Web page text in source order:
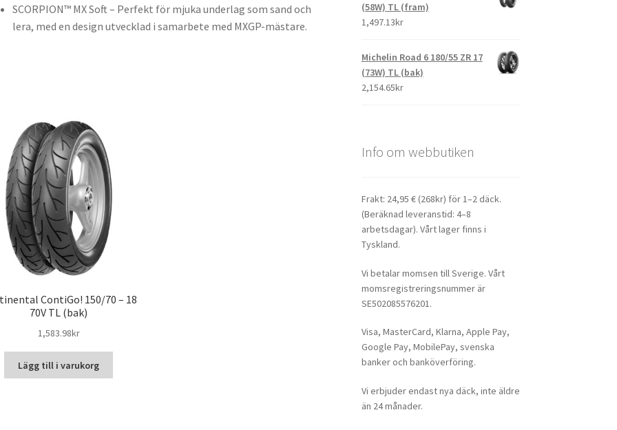
SCORPION™ MX Soft – Perfekt för mjuka underlag som sand och
lera, med en design utvecklad i samarbete med MXGP-mästare.
ContiGo! 150/70 – 18
70V TL (bak)
1,583.98kr
Lägg till i varukorg
(58W) TL (fram)
1,497.13kr
Michelin Road 6 180/55 ZR 17
(73W) TL (bak)
2,154.65kr
Info om webbutiken
Frakt: 24,95 € (268kr) för 1–2 däck.
(Beräknad leveranstid: 4–8
arbetsdagar). Vårt lager finns i
Tyskland.
Vi betalar momsen till Sverige. Vårt
momsregistreringsnummer är
SE502085576201.
Visa, MasterCard, Klarna, Apple Pay,
Google Pay, MobilePay, svenska
banker och banköverföring.
Vi erbjuder endast nya däck, inte äldre
än 24 månader.